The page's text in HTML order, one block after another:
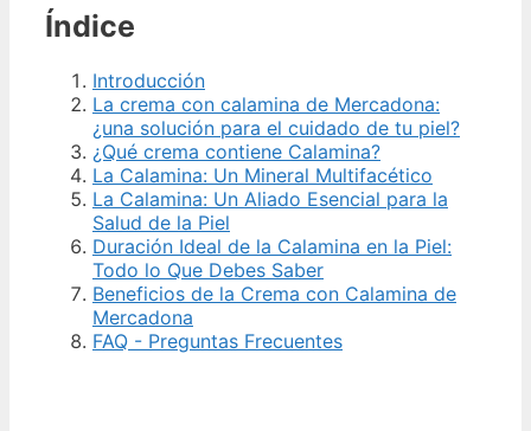
Índice
Introducción
La crema con calamina de Mercadona:
¿una solución para el cuidado de tu piel?
¿Qué crema contiene Calamina?
La Calamina: Un Mineral Multifacético
La Calamina: Un Aliado Esencial para la
Salud de la Piel
Duración Ideal de la Calamina en la Piel:
Todo lo Que Debes Saber
Beneficios de la Crema con Calamina de
Mercadona
FAQ - Preguntas Frecuentes